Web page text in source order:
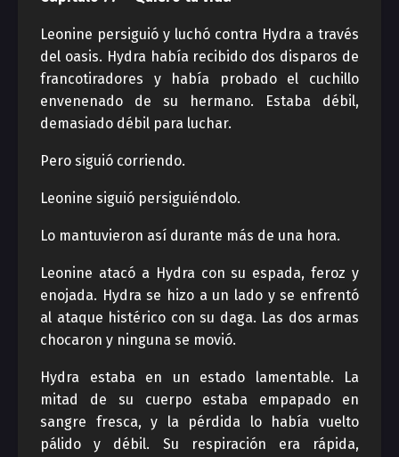
Leonine persiguió y luchó contra Hydra a través
del oasis. Hydra había recibido dos disparos de
francotiradores y había probado el cuchillo
envenenado de su hermano. Estaba débil,
demasiado débil para luchar.
Pero siguió corriendo.
Leonine siguió persiguiéndolo.
Lo mantuvieron así durante más de una hora.
Leonine atacó a Hydra con su espada, feroz y
enojada. Hydra se hizo a un lado y se enfrentó
al ataque histérico con su daga. Las dos armas
chocaron y ninguna se movió.
Hydra estaba en un estado lamentable. La
mitad de su cuerpo estaba empapado en
sangre fresca, y la pérdida lo había vuelto
pálido y débil. Su respiración era rápida,